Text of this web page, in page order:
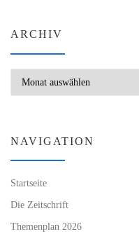
ARCHIV
NAVIGATION
Startseite
Die Zeitschrift
Themenplan 2026